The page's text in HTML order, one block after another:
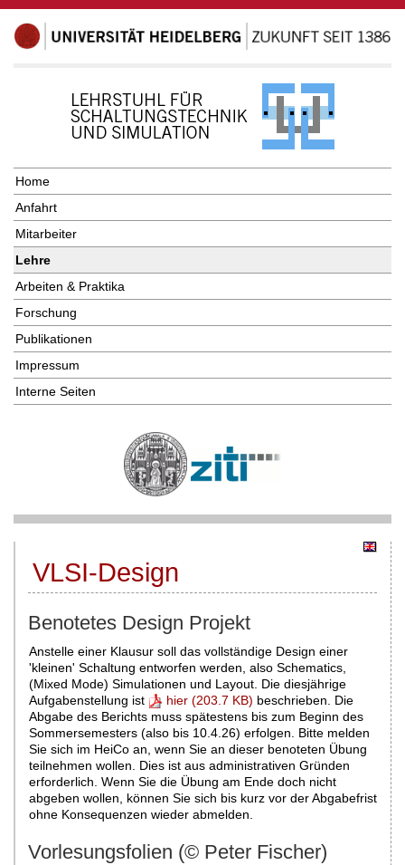
Home
Anfahrt
Mitarbeiter
Lehre
Arbeiten & Praktika
Forschung
Publikationen
Impressum
Interne Seiten
VLSI-Design
Benotetes Design Projekt
Anstelle einer Klausur soll das vollständige Design einer
'kleinen' Schaltung entworfen werden, also Schematics,
(Mixed Mode) Simulationen und Layout. Die diesjährige
Aufgabenstellung ist
hier (203.7 KB) beschrieben. Die
Abgabe des Berichts muss spätestens bis zum Beginn des
Sommersemesters (also bis 10.4.26) erfolgen. Bitte melden
Sie sich im HeiCo an, wenn Sie an dieser benoteten Übung
teilnehmen wollen. Dies ist aus administrativen Gründen
erforderlich. Wenn Sie die Übung am Ende doch nicht
abgeben wollen, können Sie sich bis kurz vor der Abgabefrist
ohne Konsequenzen wieder abmelden.
Vorlesungsfolien (© Peter Fischer)